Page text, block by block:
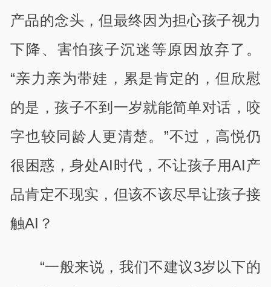
产品的念头，但最终因为担心孩子视力
下降、害怕孩子沉迷等原因放弃了。
“亲力亲为带娃，累是肯定的，但欣慰
的是，孩子不到一岁就能简单对话，咬
字也较同龄人更清楚。”不过，高悦仍
很困惑，身处AI时代，不让孩子用AI产
品肯定不现实，但该不该尽早让孩子接
触AI？
“一般来说，我们不建议3岁以下的